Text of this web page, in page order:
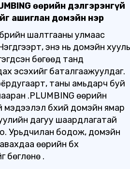
өөрийн дэлгэрэнгүй
ашиглан домэйн нэр
шалтгааны улмаас
энэ нь домэйн хууль
бөгөөд танд
эсэхийг баталгаажуулдаг.
таны амьдарч буй
.PLUMBING өөрийн
мэдээлэл бүхий домэйн ямар
дагуу шаардлагатай
Урьдчилан бодож, домэйн
өөрийн бүх
үү.